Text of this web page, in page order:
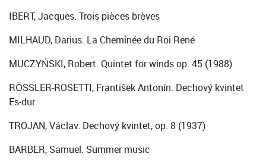
IBERT, Jacques. Trois pièces brèves
MILHAUD, Darius. La Cheminée du Roi René
MUCZYŃSKI, Robert. Quintet for winds op. 45 (1988)
RÖSSLER-ROSETTI, František Antonín. Dechový kvintet
Es-dur
TROJAN, Václav. Dechový kvintet, op. 8 (1937)
BARBER, Samuel. Summer music